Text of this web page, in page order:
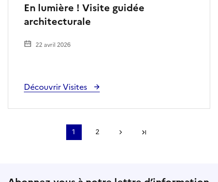
En lumière ! Visite guidée
architecturale
22 avril 2026
Découvrir Visites
1 2 Page suivante